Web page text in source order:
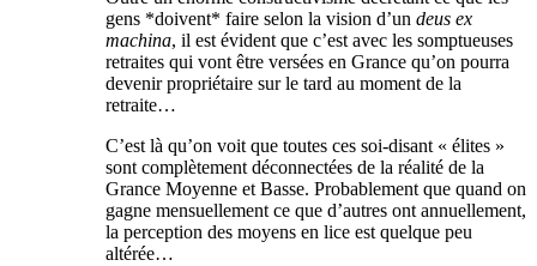
gens *doivent* faire selon la vision d’un deus ex
machina, il est évident que c’est avec les somptueuses
retraites qui vont être versées en Grance qu’on pourra
devenir propriétaire sur le tard au moment de la
retraite…
C’est là qu’on voit que toutes ces soi-disant « élites »
sont complètement déconnectées de la réalité de la
Grance Moyenne et Basse. Probablement que quand on
gagne mensuellement ce que d’autres ont annuellement,
la perception des moyens en lice est quelque peu
altérée…